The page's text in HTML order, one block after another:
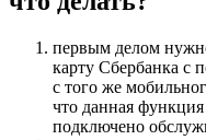
первым делом
карту Сбербанка
с того же
что данная
подключено